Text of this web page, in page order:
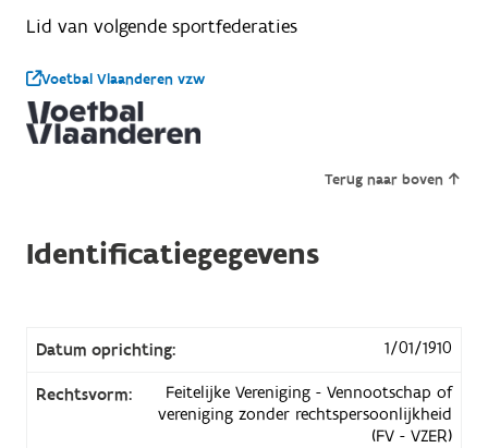
Lid van volgende sportfederaties
Voetbal Vlaanderen vzw
Terug naar boven
Identificatiegegevens
Datum oprichting: 1/01/1910
Rechtsvorm:
Feitelijke Vereniging - Vennootschap of
vereniging zonder rechtspersoonlijkheid
(FV - VZER)